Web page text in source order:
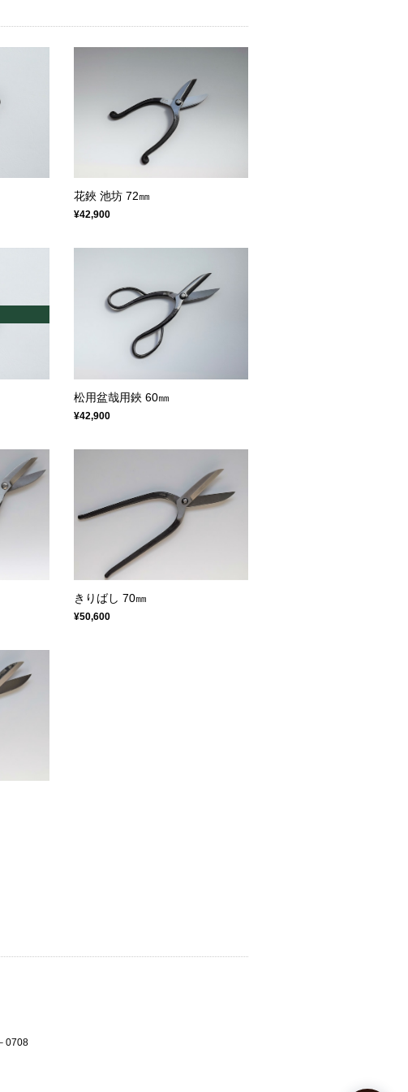
花鋏 池坊 72㎜
¥42,900
松用盆哉用鋏 60㎜
¥42,900
きりばし 70㎜
¥50,600
0708